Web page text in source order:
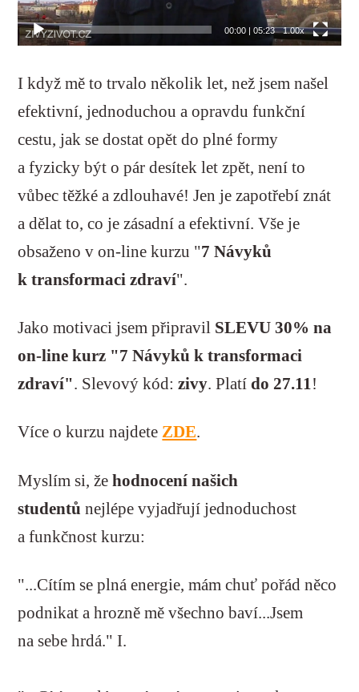
00:00| 05:23 1.00x
I když mě to trvalo několik let, než jsem našel
efektivní, jednoduchou a opravdu funkční
cestu, jak se dostat opět do plné formy
a fyzicky být o pár desítek let zpět, není to
vůbec těžké a zdlouhavé! Jen je zapotřebí znát
a dělat to, co je zásadní a efektivní. Vše je
obsaženo v on-line kurzu "7 Návyků
k transformaci zdraví".
Jako motivaci jsem připravil SLEVU 30% na
on-line kurz "7 Návyků k transformaci
zdraví". Slevový kód:zivy. Platído 27.11!
Více o kurzu najdete ZDE.
Myslím si, žehodnocení našich
studentů nejlépe vyjadřují jednoduchost
a funkčnost kurzu:
"...Cítím se plná energie, mám chuť pořád něco
podnikat a hrozně mě všechno baví...Jsem
na sebe hrdá." I.